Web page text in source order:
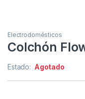
Electrodomésticos
Colchón
Estado: Agotado